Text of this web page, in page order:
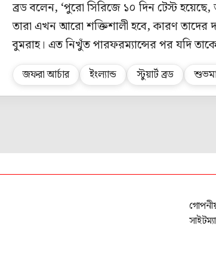
ব্রড বলেন, ‘পুরো সিরিজে ১০ দিন টেস্ট
তারা এখন আরো শক্তিশালী হবে, কারণ তাদের
বুমরাহ। এত নিখুঁত পারফরম্যান্সের পর যদি
জফরা আর্চার ইংল্যান্ড স্টুয়ার্ট ব্রড